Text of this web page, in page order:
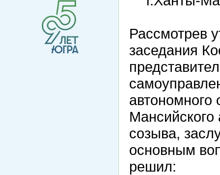
Рассмотрев
заседания
Мансийского
созыва,
основным
решил: